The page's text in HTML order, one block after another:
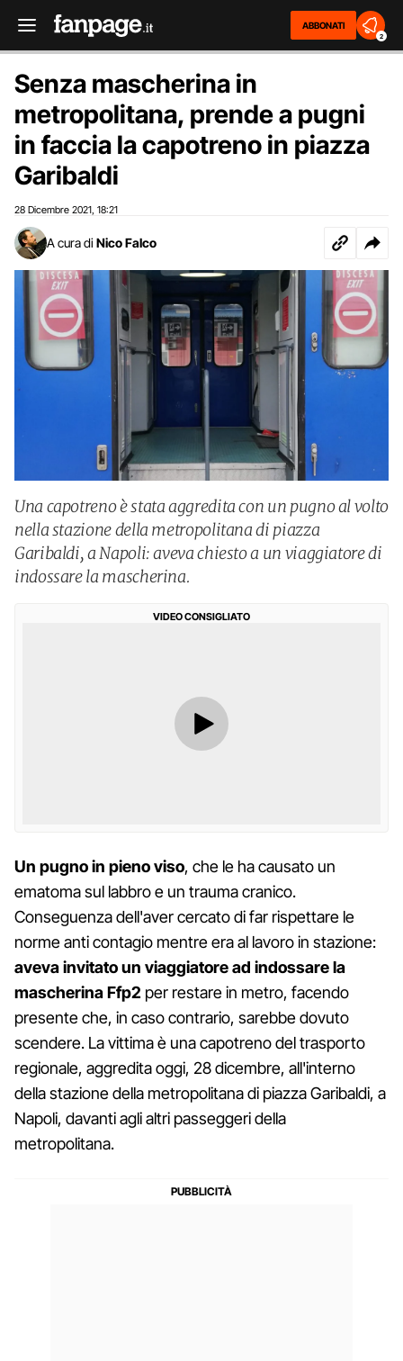
ABBONATI
2
Senza mascherina in
metropolitana, prende a pugni
in faccia la capotreno in piazza
Garibaldi
28 Dicembre 2021 18:21
A cura di Nico Falco
Una capotreno è stata aggredita con un pugno al volto
nella stazione della metropolitana di piazza
Garibaldi, a Napoli: aveva chiesto a un viaggiatore di
indossare la mascherina.
VIDEO CONSIGLIATO
Un pugno in pieno viso, che le ha causato un
ematoma sul labbro e un trauma cranico.
Conseguenza dell'aver cercato di far rispettare le
norme anti contagio mentre era al lavoro in stazione:
aveva invitato un viaggiatore ad indossare la
mascherina Ffp2 per restare in metro, facendo
presente che, in caso contrario, sarebbe dovuto
scendere. La vittima è una capotreno del trasporto
regionale, aggredita oggi, 28 dicembre, all'interno
della stazione della metropolitana di piazza Garibaldi, a
Napoli, davanti agli altri passeggeri della
metropolitana.